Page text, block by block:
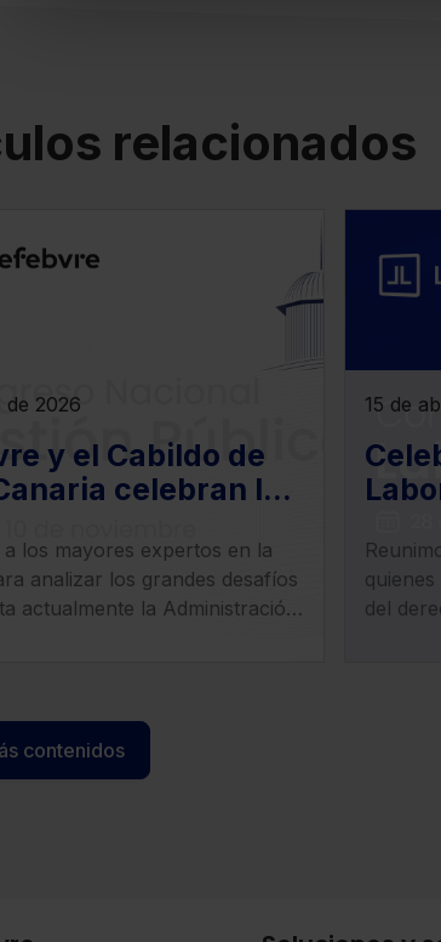
relacionados
de 2026
y el Cabildo de
celebran la
Nacional de
Pública
en la
analizar los grandes desafíos
actualmente la Administración
15 de
del
contenidos